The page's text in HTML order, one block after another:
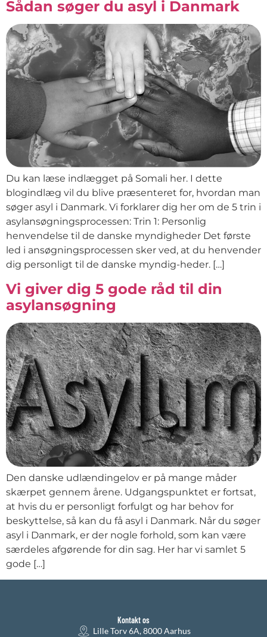
Sådan søger du asyl i Danmark
Du kan læse indlægget på Somali her. I dette
blogindlæg vil du blive præsenteret for, hvordan man
søger asyl i Danmark. Vi forklarer dig her om de 5 trin i
asylansøgningsprocessen: Trin 1: Personlig
henvendelse til de danske myndigheder Det første
led i ansøgningsprocessen sker ved, at du henvender
dig personligt til de danske myndig-heder. […]
Vi giver dig 5 gode råd til din
asylansøgning
Den danske udlændingelov er på mange måder
skærpet gennem årene. Udgangspunktet er fortsat,
at hvis du er personligt forfulgt og har behov for
beskyttelse, så kan du få asyl i Danmark. Når du søger
asyl i Danmark, er der nogle forhold, som kan være
særdeles afgørende for din sag. Her har vi samlet 5
gode […]
Kontakt os
Lille Torv 6A, 8000 Aarhus